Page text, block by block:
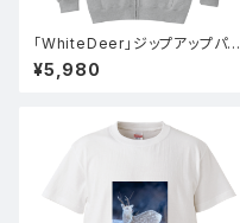
「WhiteDeer」ジップアップパー
カー(グレー)
¥5,980